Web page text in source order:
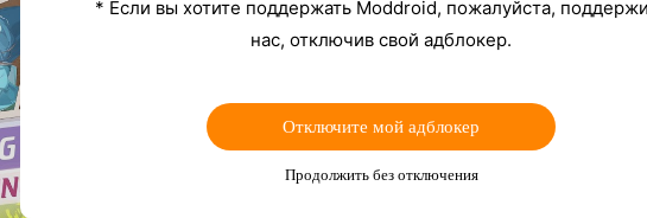
* Если вы хотите поддержать Moddroid, пожалуйста,
нас, отключив свой адблокер.
Отключите мой адблокер
Продолжить без отключения